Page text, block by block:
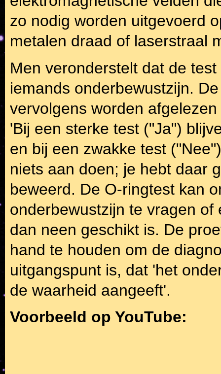
zo nodig worden uitgevoerd
metalen draad of laserstraal
Men veronderstelt dat de
iemands onderbewustzijn.
vervolgens worden
'Bij een sterke test ("Ja")
en bij een zwakke test
niets aan doen; je hebt daar
beweerd. De O-ringtest kan
onderbewustzijn te vragen
dan neen geschikt is. De
hand te houden om de
uitgangspunt is, dat 'het
de waarheid aangeeft'.
Voorbeeld op YouTube: